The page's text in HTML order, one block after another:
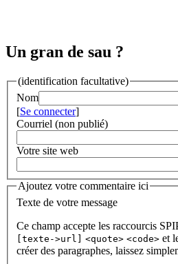
Un gran de sau ?
(identification facultative)
Nom
[Se connecter]
Courriel (non publié)
Votre site web
Ajoutez votre commentaire ici
Texte de votre message
Ce champ accepte les raccourcis
[texte->url] <quote> <code> et
créer des paragraphes, laissez